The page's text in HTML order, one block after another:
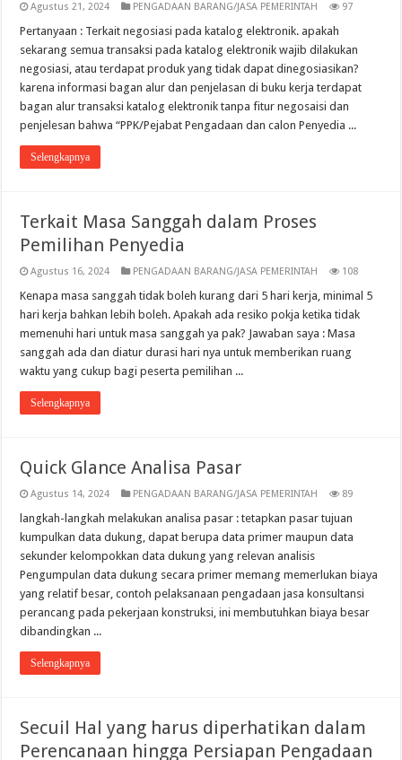
Agustus 21, 2024 PENGADAAN BARANG/JASA PEMERINTAH 97
Pertanyaan : Terkait negosiasi pada katalog elektronik. apakah
sekarang semua transaksi pada katalog elektronik wajib dilakukan
negosiasi, atau terdapat produk yang tidak dapat dinegosiasikan?
karena informasi bagan alur dan penjelasan di buku kerja terdapat
bagan alur transaksi katalog elektronik tanpa fitur negosaisi dan
penjelesan bahwa “PPK/Pejabat Pengadaan dan calon Penyedia ...
Selengkapnya
Terkait Masa Sanggah dalam Proses
Pemilihan Penyedia
Agustus 16, 2024 PENGADAAN BARANG/JASA PEMERINTAH 108
Kenapa masa sanggah tidak boleh kurang dari 5 hari kerja, minimal 5
hari kerja bahkan lebih boleh. Apakah ada resiko pokja ketika tidak
memenuhi hari untuk masa sanggah ya pak? Jawaban saya : Masa
sanggah ada dan diatur durasi hari nya untuk memberikan ruang
waktu yang cukup bagi peserta pemilihan ...
Selengkapnya
Quick Glance Analisa Pasar
Agustus 14, 2024 PENGADAAN BARANG/JASA PEMERINTAH 89
langkah-langkah melakukan analisa pasar : tetapkan pasar tujuan
kumpulkan data dukung, dapat berupa data primer maupun data
sekunder kelompokkan data dukung yang relevan analisis
Pengumpulan data dukung secara primer memang memerlukan biaya
yang relatif besar, contoh pelaksanaan pengadaan jasa konsultansi
perancang pada pekerjaan konstruksi, ini membutuhkan biaya besar
dibandingkan ...
Selengkapnya
Secuil Hal yang harus diperhatikan dalam
Perencanaan hingga Persiapan Pengadaan